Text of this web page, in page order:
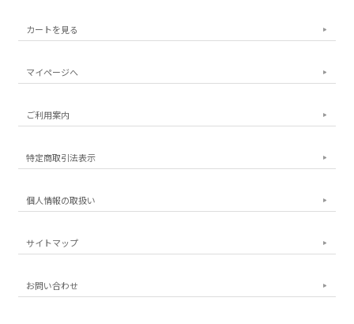
カートを見る
マイページへ
ご利用案内
特定商取引法表示
個人情報の取扱い
サイトマップ
お問い合わせ